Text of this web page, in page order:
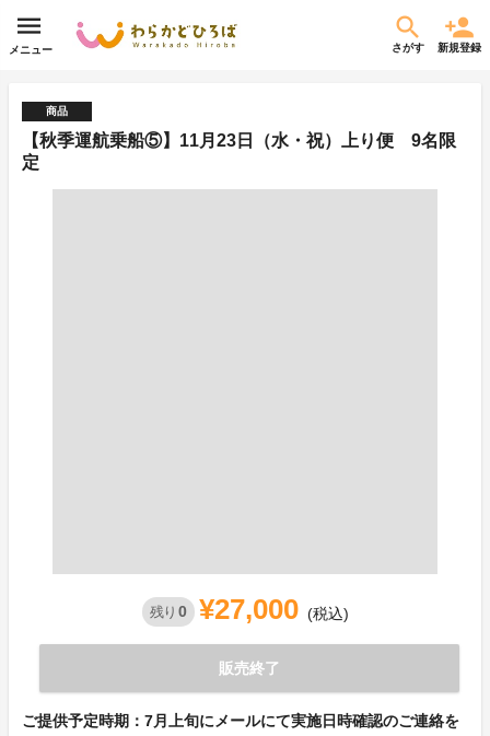
メニュー さがす 新規登録
商品
【秋季運航乗船⑤】11月23日（水・祝）上り便 9名限
定
残り 0 ¥27,000 (税込)
販売終了
ご提供予定時期：7月上旬にメールにて実施日時確認のご連絡を